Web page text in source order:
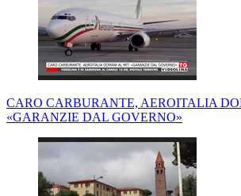
CARO CARBURANTE, AEROITALIA
«GARANZIE DAL GOVERNO»